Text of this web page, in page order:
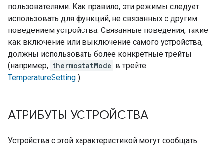
пользователями. Как правило, эти режимы следует
использовать для функций, не связанных с другим
поведением устройства. Связанные поведения, такие
как включение или выключение самого устройства,
должны использовать более конкретные трейты
(например, thermostatMode в трейте
TemperatureSetting ).
АТРИБУТЫ УСТРОЙСТВА
Устройства с этой характеристикой могут сообщать